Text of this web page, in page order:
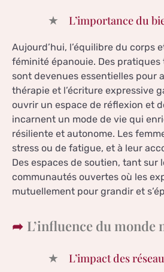
L’importance du
Aujourd’hui, l’équilibre du corps
féminité épanouie. Des
sont devenues essentielles pour
thérapie et l’écriture expressive
ouvrir un espace de réflexion et
incarnent un mode de vie qui
résiliente et autonome. Les
stress ou de fatigue, et à leur
Des espaces de soutien, tant
communautés ouvertes où les
mutuellement pour grandir et
L’influence du
L’impact des